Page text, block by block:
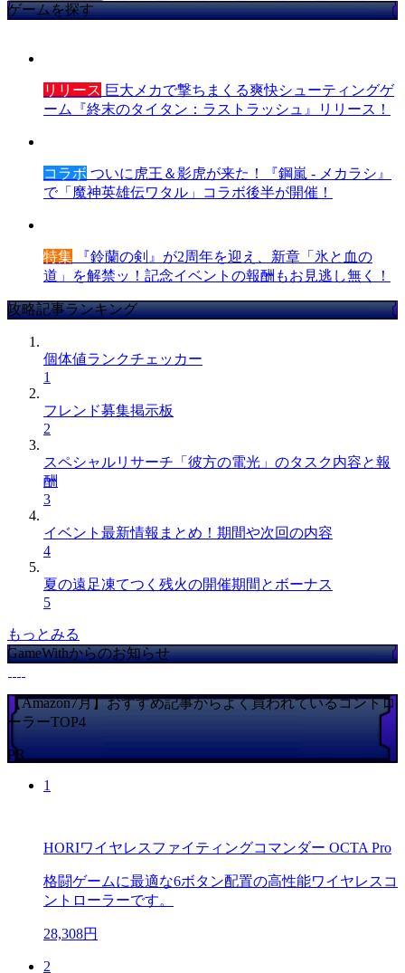
ゲームを探す
リリース 巨大メカで撃ちまくる爽快シューティングゲ
ーム『終末のタイタン：ラストラッシュ』リリース！
コラボ ついに虎王＆影虎が来た！『鋼嵐 - メカラシ』
で「魔神英雄伝ワタル」コラボ後半が開催！
特集 『鈴蘭の剣』が2周年を迎え、新章「氷と血の
道」を解禁ッ！記念イベントの報酬もお見逃し無く！
攻略記事ランキング
個体値ランクチェッカー
1
フレンド募集掲示板
2
スペシャルリサーチ「彼方の電光」のタスク内容と報
酬
3
イベント最新情報まとめ！期間や次回の内容
4
夏の遠足凍てつく残火の開催期間とボーナス
5
もっとみる
GameWithからのお知らせ
【Amazon7月】おすすめ記事からよく買われているコントロ
ーラーTOP4
PR
1
HORIワイヤレスファイティングコマンダー OCTA Pro
格闘ゲームに最適な6ボタン配置の高性能ワイヤレスコ
ントローラーです。
28,308円
2